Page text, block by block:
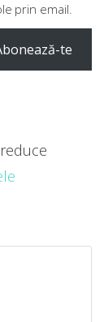
prin email.
te